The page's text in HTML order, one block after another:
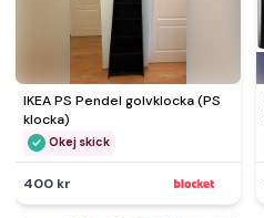
IKEA PS Pendel golvklocka (PS
klocka)
Okej skick
400 kr